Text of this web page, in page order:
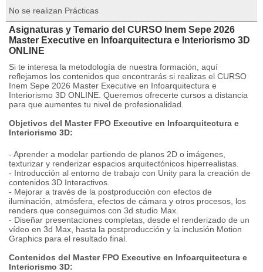
No se realizan Prácticas
Asignaturas y Temario del CURSO Inem Sepe 2026
Master Executive en Infoarquitectura e Interiorismo 3D
ONLINE
Si te interesa la metodología de nuestra formación, aquí
reflejamos los contenidos que encontrarás si realizas el CURSO
Inem Sepe 2026 Master Executive en Infoarquitectura e
Interiorismo 3D ONLINE. Queremos ofrecerte cursos a distancia
para que aumentes tu nivel de profesionalidad.
Objetivos del Master FPO Executive en Infoarquitectura e
Interiorismo 3D:
- Aprender a modelar partiendo de planos 2D o imágenes,
texturizar y renderizar espacios arquitectónicos hiperrealistas.
- Introducción al entorno de trabajo con Unity para la creación de
contenidos 3D Interactivos.
- Mejorar a través de la postproducción con efectos de
iluminación, atmósfera, efectos de cámara y otros procesos, los
renders que conseguimos con 3d studio Max.
- Diseñar presentaciones completas, desde el renderizado de un
vídeo en 3d Max, hasta la postproducción y la inclusión Motion
Graphics para el resultado final.
Contenidos del Master FPO Executive en Infoarquitectura e
Interiorismo 3D: